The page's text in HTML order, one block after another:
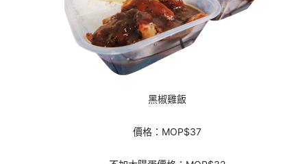
黑椒雞飯
價格：MOP$37